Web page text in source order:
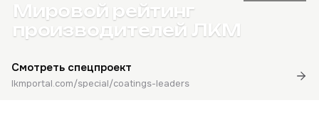
Мировой рейтинг
производителей ЛКМ
Смотреть спецпроект
lkmportal.com/special/coatings-leaders